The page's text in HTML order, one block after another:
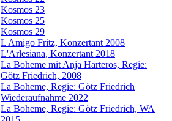
Kosmos 23
Kosmos 25
Kosmos 29
L Amigo Fritz, Konzertant 2008
L'Arlesiana, Konzertant 2018
La Boheme mit Anja Harteros, Regie:
Götz Friedrich, 2008
La Boheme, Regie: Götz Friedrich
Wiederaufnahme 2022
La Boheme, Regie: Götz Friedrich, WA